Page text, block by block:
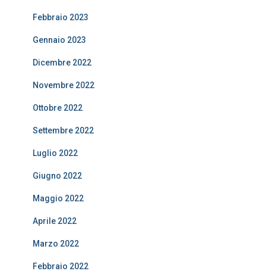
Febbraio 2023
Gennaio 2023
Dicembre 2022
Novembre 2022
Ottobre 2022
Settembre 2022
Luglio 2022
Giugno 2022
Maggio 2022
Aprile 2022
Marzo 2022
Febbraio 2022